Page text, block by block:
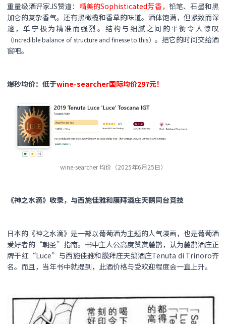
重量级酒评家JS赞道： 精美的Sophisticated芳香， 铅笔、石墨和黑
加仑的复杂香气。还有黑橄榄和香草的味道。酒体饱满，但紧致而深
邃，单宁极为精准而强烈。结构与细腻之间的平衡令人惊叹
（Incredible balance of structure and finesse to this） 。把它的时间交给酒
窖吧。
爆秒均价：低于wine-searcher国际均价297元！
wine-searcher 均价（2025年6月25日）
《神之水滴》收录，与西施佳雅和膜拜酒庄天鹅同台竞技
日本的《神之水滴》是一部以葡萄酒为主题的人气漫画，也是葡萄酒
爱好者的“朝圣”指南。书中主人公高度赞赏麓鹊，认为麓鹊酒庄正
牌干红“Luce”与西施佳雅和膜拜庄天鹅酒庄Tenuta di Trinoro齐
名。而且，当年书中就提到，此酒价格与受欢迎程度会一直上升。